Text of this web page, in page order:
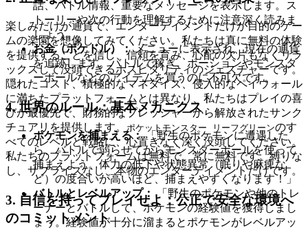
話、バトル情報、重要なメッセージを表示します。ス
トーリーや次の行動を理解するために注意深く読みま
しょう。
お金（ポケドル）：メニューに表示され、現在の通貨
を追跡します。バトルで稼ぎ、ポーションやモンスタ
ーボールなどのアイテムを買うのに不可欠です。
4. 世界のルール：基本メカニクス
ポケモンを捕まえる：「野生のポケモンに遭遇した
ら、バトルで弱らせてからモンスターボールを使って
捕まえよう。体力の低下や状態異常（眠りや麻痺な
ど）の度合いが高いほど、捕まえやすくなります！」
バトルとレベルアップ： 「野生のポケモンや他のトレ
ーナーとバトルして、ポケモンの経験値を獲得しまし
ょう。経験値が十分に溜まるとポケモンがレベルアッ
楽しみだけが通貨で、エンターテイメントだけが目的のゲー
ムの楽園を想像してみてください。私たちは真に無料の体験
を提供することを信じ、信頼を育み、心配の欠片もなくリラ
ックスして没頭できるホスピタリティのジェスチャーです。
隠れたコスト、積極的なマネタイズ、侵入的なペイウォール
に満ちたプラットフォームとは異なり、私たちはプレイの喜
びが最優先で、財務的なプレッシャーから解放されたサンク
チュアリを提供します。 ポケットモンスター リーフグリーンのす
べてのレベルと戦略に、心置きなく深く没頭してください。
私たちのプラットフォームは無料で、常に無料です。縛りな
し、サプライズなし、本物のエンターテイメントだけです。
3. 自信を持ってプレイせよ：公正で安全な環境へ
のコミットメント